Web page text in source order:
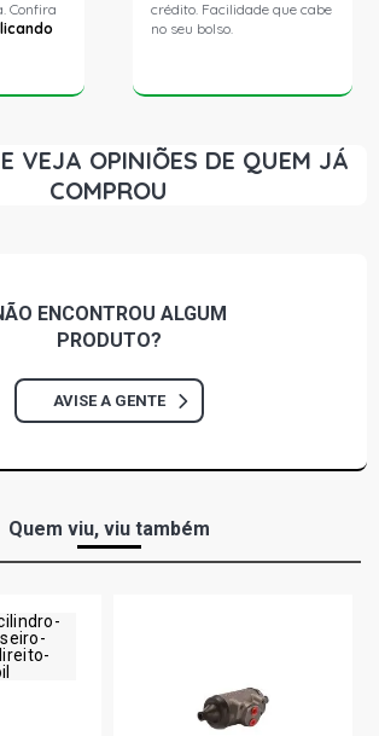
Confira
crédito. Facilidade que cabe
no seu bolso.
VEJA OPINIÕES DE QUEM JÁ
COMPROU
ENCONTROU ALGUM
PRODUTO?
AVISE A GENTE
Quem viu, viu também